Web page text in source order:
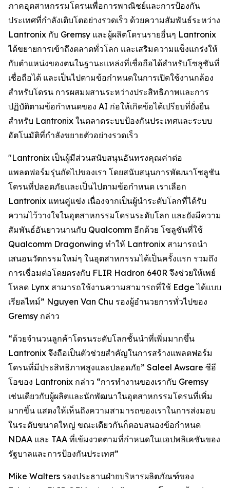
ภาคอุตสาหกรรมโดรนเพื่อการพาณิชย์และการป้องกัน
ประเทศที่กำลังเติบโตอย่างรวดเร็ว ด้วยความสัมพันธ์ระหว่าง
Lantronix กับ Gremsy และผู้ผลิตโดรนรายอื่นๆ Lantronix
ได้ขยายการเข้าถึงตลาดทั่วโลก และเสริมความแข็งแกร่งให้
กับตำแหน่งของตนในฐานะแหล่งที่เชื่อถือได้สำหรับโซลูชันที่
เชื่อถือได้ และเป็นไปตามข้อกำหนดในการเปิดใช้งานกล้อง
สำหรับโดรน การผสมผสานระหว่างประสิทธิภาพและการ
ปฏิบัติตามข้อกำหนดของ AI ก่อให้เกิดข้อได้เปรียบที่ยั่งยืน
สำหรับ Lantronix ในตลาดระบบป้องกันประเทศและระบบ
อัตโนมัติที่กำลังขยายตัวอย่างรวดเร็ว
"Lantronix เป็นผู้มีส่วนสนับสนุนอันทรงคุณค่าต่อ
แพลตฟอร์มรุ่นถัดไปของเรา โดยสนับสนุนการพัฒนาโซลูชัน
โดรนที่ปลอดภัยและเป็นไปตามข้อกำหนด เราเลือก
Lantronix แทนคู่แข่ง เนื่องจากเป็นผู้นำระดับโลกที่ได้รับ
ความไว้วางใจในอุตสาหกรรมโดรนระดับโลก และยังมีความ
สัมพันธ์อันยาวนานกับ Qualcomm อีกด้วย โซลูชันที่ใช้
Qualcomm Dragonwing ทำให้ Lantronix สามารถนำ
เสนอนวัตกรรมใหม่ๆ ในอุตสาหกรรมได้เป็นครั้งแรก รวมถึง
การเชื่อมต่อโดยตรงกับ FLIR Hadron 640R จึงช่วยให้เพย์
โหลด Lynx สามารถใช้งานความสามารถที่ใช้ Edge ได้แบบ
เรียลไทม์” Nguyen Van Chu รองผู้อำนวยการทั่วไปของ
Gremsy กล่าว
“ด้วยจำนวนลูกค้าโดรนระดับโลกชั้นนำที่เพิ่มมากขึ้น
Lantronix จึงถือเป็นตัวช่วยสำคัญในการสร้างแพลตฟอร์ม
โดรนที่มีประสิทธิภาพสูงและปลอดภัย” Saleel Awsare ซีอี
โอของ Lantronix กล่าว “การทำงานของเรากับ Gremsy
เช่นเดียวกับผู้ผลิตและนักพัฒนาในอุตสาหกรรมโดรนที่เพิ่ม
มากขึ้น แสดงให้เห็นถึงความสามารถของเราในการส่งมอบ
ในระดับขนาดใหญ่ ขณะเดียวกันก็ตอบสนองข้อกำหนด
NDAA และ TAA ที่เข้มงวดตามที่กำหนดในแอปพลิเคชันของ
รัฐบาลและการป้องกันประเทศ”
Mike Walters รองประธานฝ่ายบริหารผลิตภัณฑ์ของ